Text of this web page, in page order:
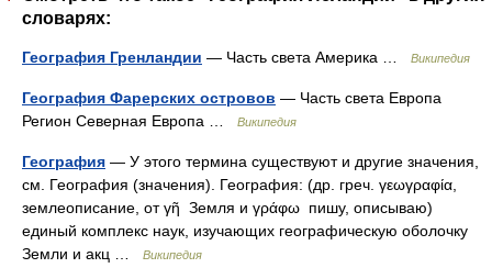
словарях:
География Гренландии — Часть света Америка … Википедия
География Фарерских островов — Часть света Европа
Регион Северная Европа …
Википедия
География — У этого термина существуют и другие значения,
см. География (значения). География: (др. греч. γεωγραφία,
землеописание, от γῆ Земля и γράφω пишу, описываю)
единый комплекс наук, изучающих географическую оболочку
Земли и акц …
Википедия